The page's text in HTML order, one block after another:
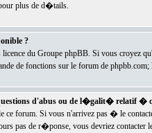
plus de d�tails.
?
du Groupe phpBB. Si vous croyez
de fonctions sur le forum de
d'abus ou de l�galit� relatif �
ce forum. Si vous n'arrivez pas � le
pas de r�ponse, vous devriez